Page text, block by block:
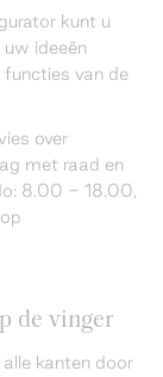
kunt u
ideeën
functies van de
over
met raad en
8.00 - 18.00,
de vinger
kanten door